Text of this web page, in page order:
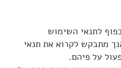
לתנאי השימוש
מתבקש לקרוא את תנאי
על פיהם.